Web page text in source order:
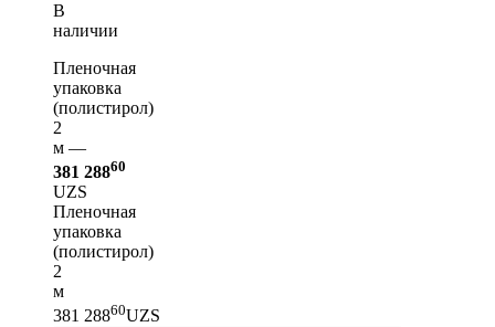
В
наличии
Пленочная
упаковка
(полистирол)
2
м —
381 28860
UZS
Пленочная
упаковка
(полистирол)
2
м
381 28860UZS